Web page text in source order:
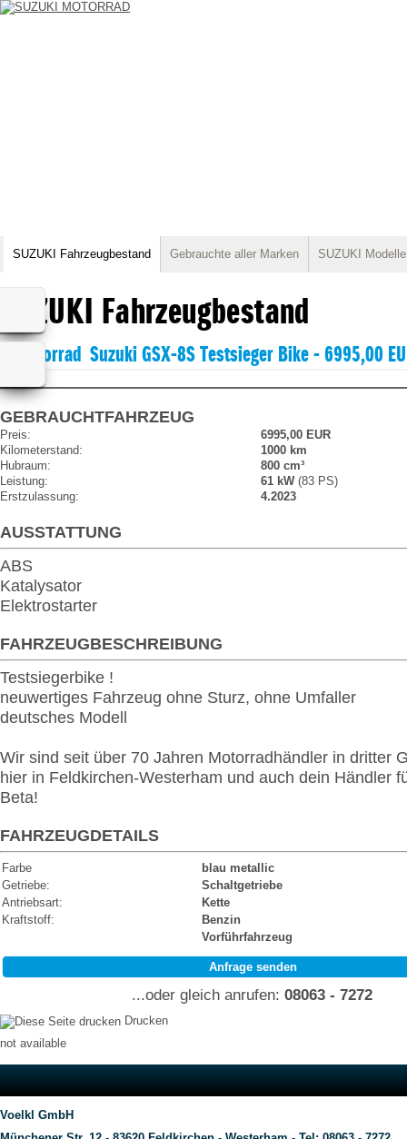
SUZUKI Fahrzeugbestand Gebrauchte aller Marken SUZUKI Modelle
SUZUKI Fahrzeugbestand
Suzuki GSX-8S Testsieger Bike - 6995,00
GEBRAUCHTFAHRZEUG
Preis:
6995,00 EUR
Kilometerstand:
1000 km
Hubraum:
800 cm³
Leistung:
61 kW(83 PS)
Erstzulassung:
4.2023
AUSSTATTUNG
ABS
Katalysator
Elektrostarter
FAHRZEUGBESCHREIBUNG
Testsiegerbike !
neuwertiges Fahrzeug ohne Sturz, ohne Umfaller
deutsches Modell
Wir sind seit über 70 Jahren Motorradhändler in dritter
hier in Feldkirchen-Westerham und auch dein Händler
Beta!
FAHRZEUGDETAILS
Farbe blau metallic
Getriebe:
Schaltgetriebe
Antriebsart:
Kette
Kraftstoff:
Benzin
Vorführfahrzeug
Anfrage senden
...oder gleich anrufen:08063 - 7272
Drucken
not available
Voelkl GmbH